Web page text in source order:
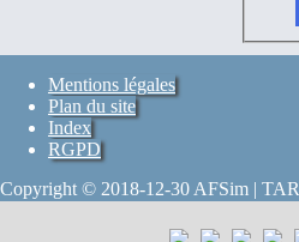
Mentions légales
Plan du site
Index
RGPD
Copyright © 2018-12-30 AFSim |